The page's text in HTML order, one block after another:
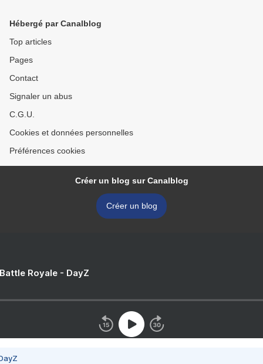
Hébergé par Canalblog
Top articles
Pages
Contact
Signaler un abus
C.G.U.
Cookies et données personnelles
Préférences cookies
Créer un blog sur Canalblog
Créer un blog
Royale - DayZ